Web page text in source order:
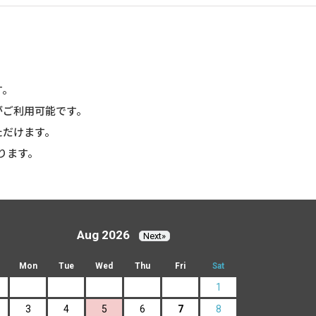
利用可能です。
けます。
す。
Aug 2026 Next»
Mon Tue Wed Thu Fri Sat
1
3
4 5 6 7 8